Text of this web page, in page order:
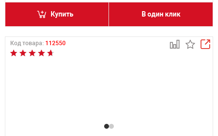
Купить В один клик
Код товара: 112550